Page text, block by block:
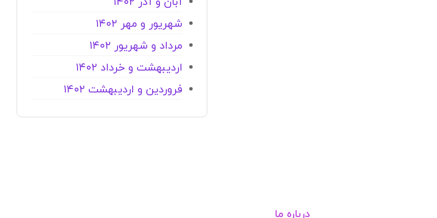
شهریور و مهر ۱۴۰۲
مرداد و شهریور ۱۴۰۲
اردیبهشت و خرداد ۱۴۰۲
فروردین و اردیبهشت ۱۴۰۲
درباره ما